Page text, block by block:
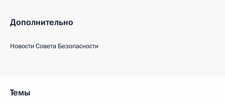
Дополнительно
Новости Совета Безопасности
Темы